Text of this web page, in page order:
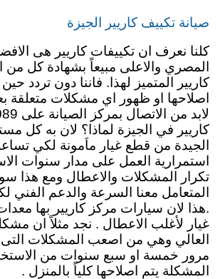
صيانة تكييف كاريير الجيزة
كلنا نعرف ان تكييفات كاريير هى
المصري والاعلى مبيعاً بشهادة كل من
كاريير المتميز لهذا. فاننا دون تردد
اصلاحها او ظهور اي مشكلات متعلقة
كاريير في الجيزة لماذا؟ لان به كل
الجيدة من قطع غيار ماَمونة لكي
استمرارية العمل على مدار سنوات
تكرار المشكلات والاعطال ومع هذا
المتعامل معنا السرعة والدعم الفني
.هذا لان سيارات مركز كاريير بها
غيار لأغلب الاعطال . نجد مثلاً ان
العالي وهي من اصعب المشكلات
مرور خمسة او سبع سنوات من
المشكلة يتم اصلاحها كلياً بالمنزل .